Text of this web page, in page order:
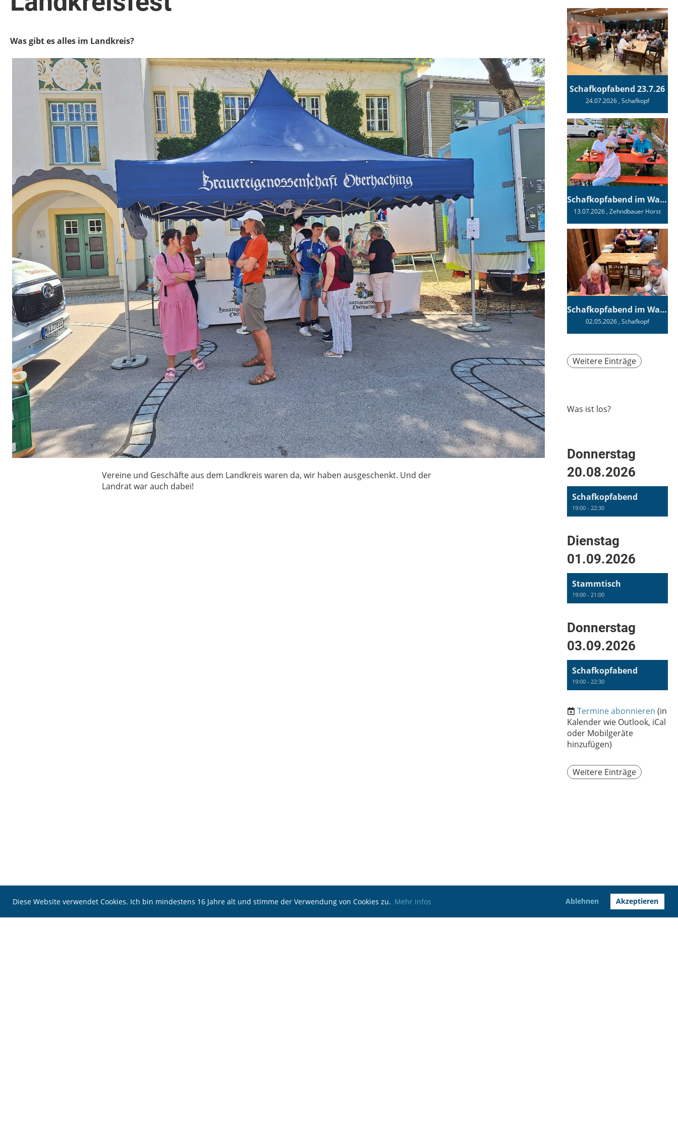
Diese Website verwendet Cookies. Ich bin mindestens 16 Jahre alt und stimme der Verwendung von Cookies zu. Mehr Infos Ablehnen Akzeptieren
Was gibt es alles im Landkreis?
Vereine und Geschäfte aus dem Landkreis waren da, wir haben ausgeschenkt. Und der
Landrat war auch dabei!
Schafkopfabend 23.7.26
24.07.2026, Schafkopf
Schafkopfabend im Wagnerhaus
13.07.2026 , Zehndbauer Horst
Schafkopfabend im Wagnerhaus
02.05.2026, Schafkopf
Weitere Einträge
Was ist los?
Donnerstag
20.08.2026
Schafkopfabend
19:00 - 22:30
Dienstag
01.09.2026
Stammtisch
19:00 - 21:00
Donnerstag
03.09.2026
Schafkopfabend
19:00 - 22:30
Termine abonnieren (in
Kalender wie Outlook, iCal
oder Mobilgeräte
hinzufügen)
Weitere Einträge